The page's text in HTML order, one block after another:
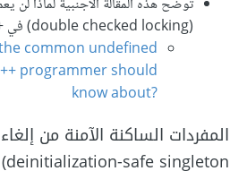
توضّح هذه المقالة الأجنبية لماذا لن
(double checked locking) في C++‎:
common undefined
programmer should
know about?
deinitialization-safe singleton)